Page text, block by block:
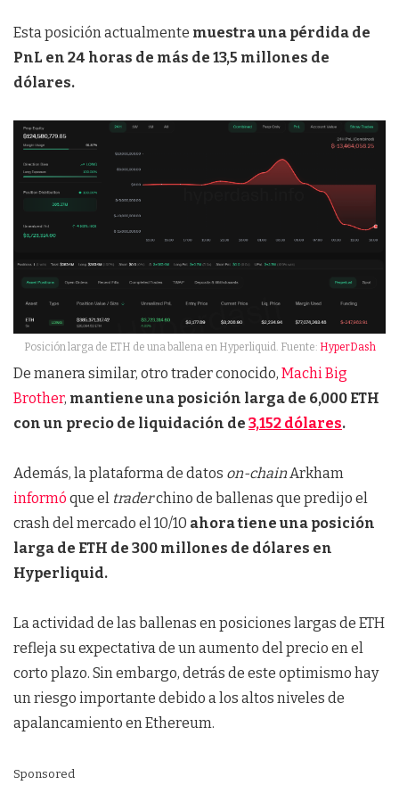
Esta posición actualmente muestra una pérdida de
PnL en 24 horas de más de 13,5 millones de
dólares.
Posición larga de ETH de una ballena en Hyperliquid. Fuente: HyperDash
De manera similar, otro trader conocido, Machi Big
Brother, mantiene una posición larga de 6,000 ETH
con un precio de liquidación de 3,152 dólares.
Además, la plataforma de datos on-chainArkham
informó que el traderchino de ballenas que predijo el
crash del mercado el 10/10 ahora tiene una posición
larga de ETH de 300 millones de dólares en
Hyperliquid.
La actividad de las ballenas en posiciones largas de ETH
refleja su expectativa de un aumento del precio en el
corto plazo. Sin embargo, detrás de este optimismo hay
un riesgo importante debido a los altos niveles de
apalancamiento en Ethereum.
Sponsored